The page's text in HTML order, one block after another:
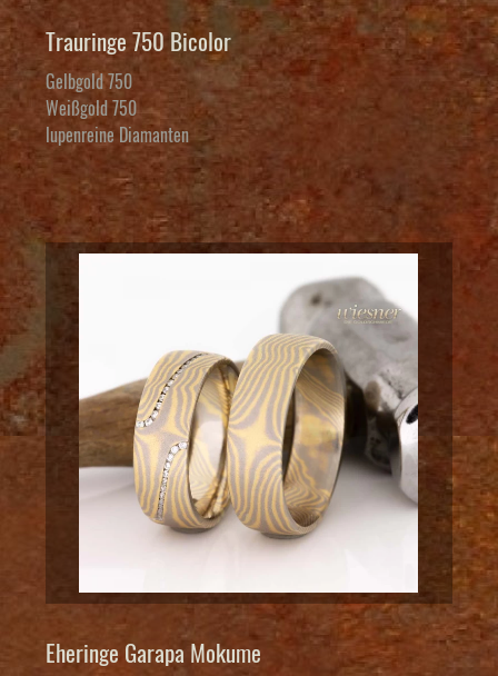
Trauringe 750 Bicolor
Gelbgold 750
Weißgold 750
lupenreine Diamanten
Eheringe Garapa Mokume